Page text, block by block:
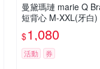
曼黛瑪璉 marie Q
短背心 M-XXL(牙白)
$1,080
活動 券